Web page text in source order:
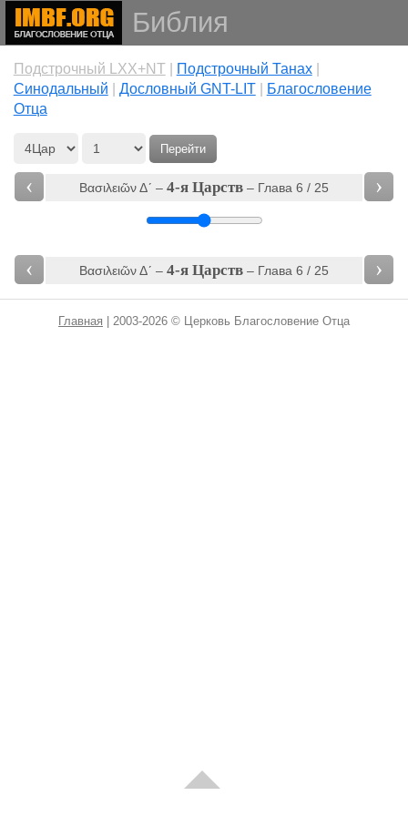
Библия
Подстрочный LXX+NT| Подстрочный Танах|
Cинодальный
Дословный GNT-LIT|
Благословение
Отца
Перейти
‹ Βασιλειῶν Δʹ‎ – 4-я Царств– Глава 6 / 25 ›
‹ Βασιλειῶν Δʹ‎ – 4-я Царств– Глава 6 / 25 ›
Главная | 2003-2026 © Церковь Благословение Отца